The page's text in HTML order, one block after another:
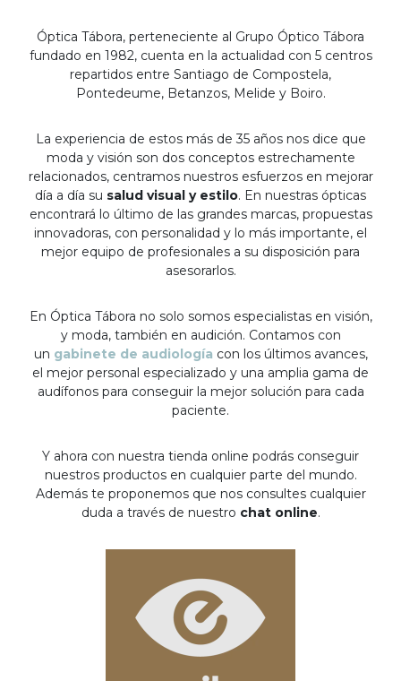
Óptica Tábora, perteneciente al Grupo Óptico Tábora
fundado en 1982, cuenta en la actualidad con 5 centros
repartidos entre Santiago de Compostela,
Pontedeume, Betanzos, Melide y Boiro.
La experiencia de estos más de 35 años nos dice que
moda y visión son dos conceptos estrechamente
relacionados, centramos nuestros esfuerzos en mejorar
día a día su salud visual y estilo. En nuestras ópticas
encontrará lo último de las grandes marcas, propuestas
innovadoras, con personalidad y lo más importante, el
mejor equipo de profesionales a su disposición para
asesorarlos.
En Óptica Tábora no solo somos especialistas en visión,
y moda, también en audición. Contamos con
un gabinete de audiología con los últimos avances,
el mejor personal especializado y una amplia gama de
audífonos para conseguir la mejor solución para cada
paciente.
Y ahora con nuestra tienda online podrás conseguir
nuestros productos en cualquier parte del mundo.
Además te proponemos que nos consultes cualquier
duda a través de nuestro chat online.